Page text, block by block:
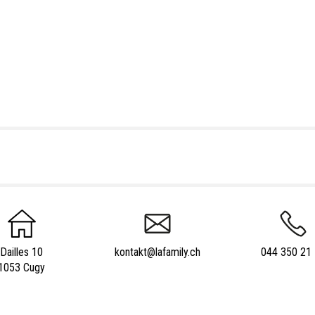
Dailles 10
Cugy
kontakt@lafamily.ch 044 350 21